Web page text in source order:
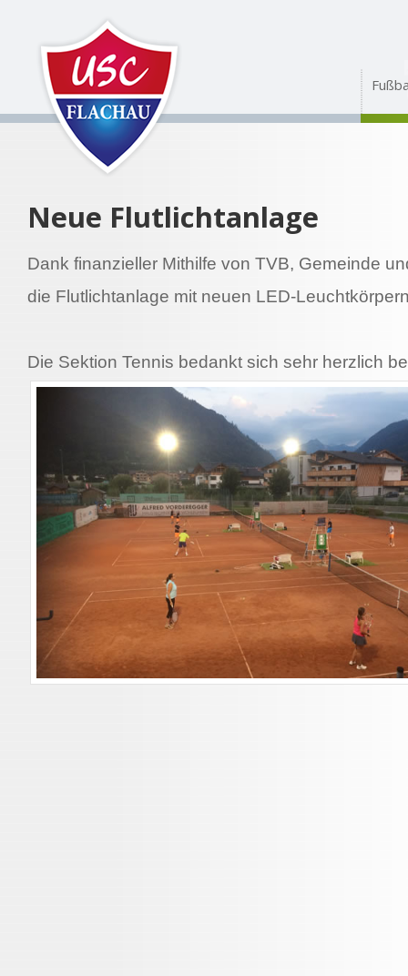
Neue Flutlichtanlage
Dank finanzieller Mithilfe von TVB, Gemeinde
die Flutlichtanlage mit neuen LED-
Die Sektion Tennis bedankt sich sehr herzlich